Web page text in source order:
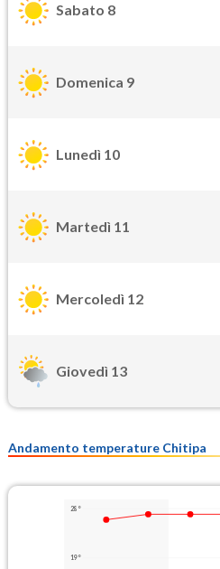
Sabato 8
Domenica 9
Lunedì 10
Martedì 11
Mercoledì 12
Giovedì 13
Andamento temperature Chitipa
28°
19°